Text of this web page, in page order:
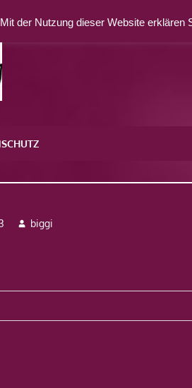
biggi
der Nutzung dieser Website erklären